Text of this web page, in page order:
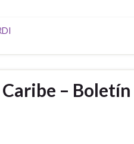
– Boletín